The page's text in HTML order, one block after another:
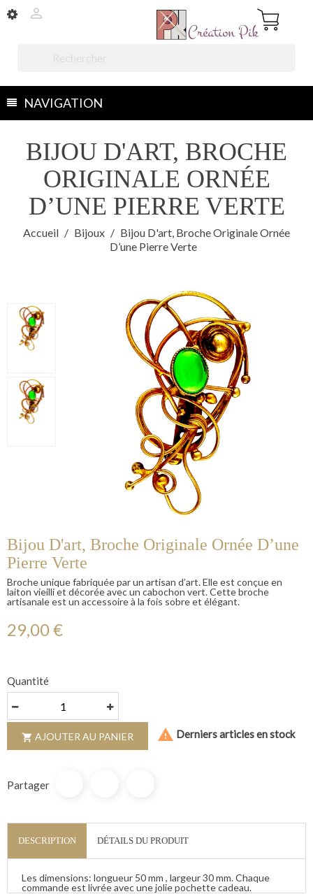


NAVIGATION
BIJOU D'ART, BROCHE
ORIGINALE ORNÉE
D’UNE PIERRE VERTE
Accueil Bijoux
Bijou D'art, Broche Originale Ornée
D’une Pierre Verte
Bijou D'art, Broche Originale Ornée D’une
Pierre Verte
Broche unique fabriquée par un artisan d’art. Elle est conçue en
laiton vieilli et décorée avec un cabochon vert. Cette broche
artisanale est un accessoire à la fois sobre et élégant.
29,00 €
Quantité
 AJOUTER AU PANIER  Derniers articles en stock
Partager
DESCRIPTION DÉTAILS DU PRODUIT
Les dimensions: longueur 50 mm , largeur 30 mm. Chaque
commande est livrée avec une jolie pochette cadeau.